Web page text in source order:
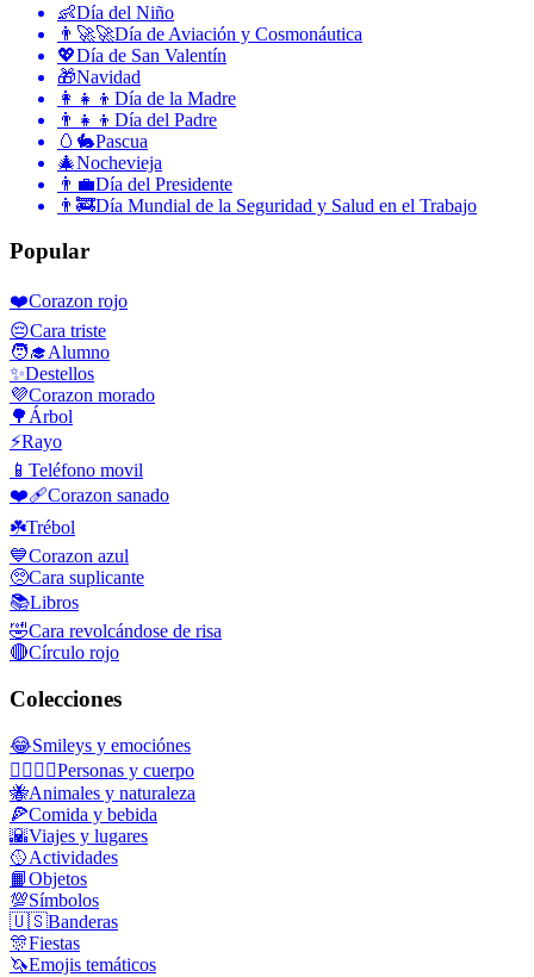
👶Día del Niño
👨‍🚀🚀Día de Aviación y Cosmonáutica
💖Día de San Valentín
🎁Navidad
👩‍👧‍👦 Día de la Madre
👨‍👧‍👦 Día del Padre
🥚🐇Pascua
🎄Nochevieja
👨‍💼Día del Presidente
👨‍🚒Día Mundial de la Seguridad y Salud en el Trabajo
Popular
❤️Corazon rojo
😔Cara triste
🧑‍🎓Alumno
✨Destellos
💜Corazon morado
🌳 Árbol
⚡Rayo
📱 Teléfono movil
❤️‍🩹Corazon sanado
☘️Trébol
💙Corazon azul
🥺Cara suplicante
📚Libros
🤣Cara revolcándose de risa
🔴Círculo rojo
Colecciones
😂Smileys y emociónes
👩‍❤️‍💋‍👨Personas y cuerpo
🐝Animales y naturaleza
🍕Comida y bebida
🌇Viajes y lugares
🥎Actividades
📙Objetos
💯Símbolos
🇺🇸Banderas
🎊Fiestas
🦄Emojis temáticos